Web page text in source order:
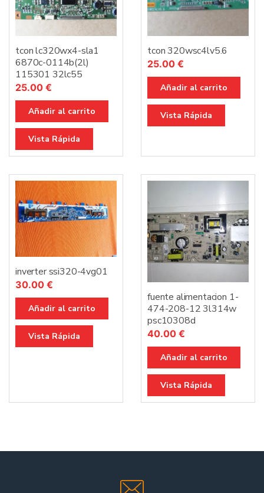
tcon lc320wx4-sla1
6870c-0114b(2l)
115301 32lc55
25.00 €
Añadir al carrito
Vista Rápida
tcon 320wsc4lv5.6
25.00 €
Añadir al carrito
Vista Rápida
inverter ssi320-4vg01
30.00 €
Añadir al carrito
Vista Rápida
fuente alimentacion 1-
474-208-12 3l314w
psc10308d
40.00 €
Añadir al carrito
Vista Rápida